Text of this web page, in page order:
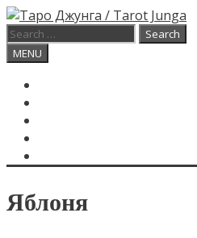
Skip
to
content
Search
for:
Search
MENU
Яблоня